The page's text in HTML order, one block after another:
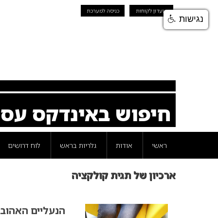
מועדון לקוחות כניסה למערכת
חיפוש באינדקס
ראשי אודות גלריות בראש לוח דרושים
ארכיון של תגית קולקציה
הנעליים
נגישות